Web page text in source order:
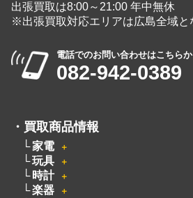
出張買取は8:00～21:00 年中無休
※出張買取対応エリアは広島全域と
電話でのお問い合わせはこちら
082-942-0389
・ 買取商品情報
家電 ＋
玩具 ＋
時計 ＋
楽器 ＋